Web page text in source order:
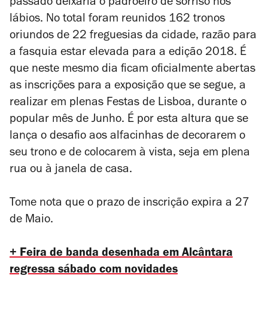
passado deixaria o padroeiro de sorriso nos
lábios. No total foram reunidos 162 tronos
oriundos de 22 freguesias da cidade, razão para
a fasquia estar elevada para a edição 2018. É
que neste mesmo dia ficam oficialmente abertas
as inscrições para a exposição que se segue, a
realizar em plenas Festas de Lisboa, durante o
popular mês de Junho. É por esta altura que se
lança o desafio aos alfacinhas de decorarem o
seu trono e de colocarem à vista, seja em plena
rua ou à janela de casa.
Tome nota que o prazo de inscrição expira a 27
de Maio.
+ Feira de banda desenhada em Alcântara
regressa sábado com novidades